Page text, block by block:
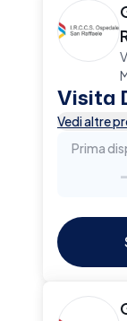
Visita
Vedi altre
Prima